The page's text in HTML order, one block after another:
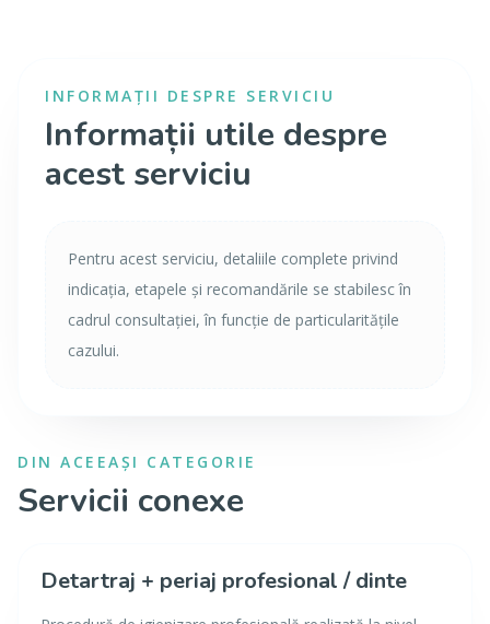
INFORMAȚII DESPRE SERVICIU
Informații utile despre
acest serviciu
Pentru acest serviciu, detaliile complete privind
indicația, etapele și recomandările se stabilesc în
cadrul consultației, în funcție de particularitățile
cazului.
DIN ACEEAȘI CATEGORIE
Servicii conexe
Detartraj + periaj profesional / dinte